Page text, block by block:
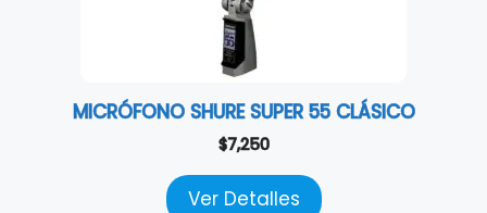
MICRÓFONO SHURE SUPER 55 CLÁSICO
$7,250
Ver Detalles